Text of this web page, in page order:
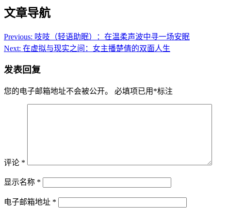
文章导航
Previous: 吱吱（轻语助眠）：在温柔声波中寻一场安眠
Next: 在虚拟与现实之间：女主播楚倩的双面人生
发表回复
您的电子邮箱地址不会被公开。 必填项已用 *标注
评论 *
显示名称 *
电子邮箱地址 *